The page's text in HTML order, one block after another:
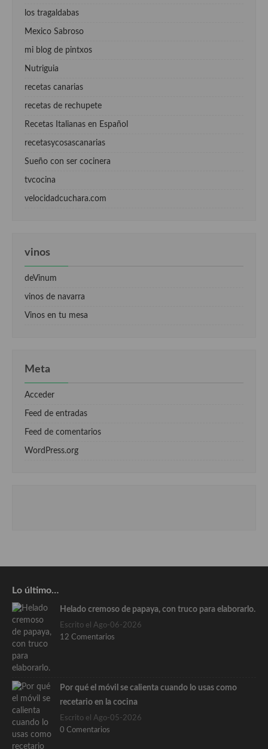
los tragaldabas
Mexico Sabroso
mi blog de pintxos
Nutriguia
recetas canarias
recetas de rechupete
Recetas Italianas en Español
recetasycosascanarias
Sueño con ser cocinera
tvcocina
velocidadcuchara.com
vinos
deVinum
vinos de navarra
Vinos en tu mesa
Meta
Acceder
Feed de entradas
Feed de comentarios
WordPress.org
Lo último…
Helado cremoso de papaya, con truco para elaborarlo.
Escrito el Ago-06-2026
12 Comentarios
Por qué el móvil se calienta cuando lo usas como
recetario en la cocina
Escrito el Ago-05-2026
0 Comentarios